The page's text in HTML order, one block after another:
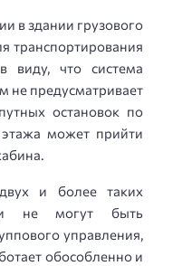
в здании грузового
транспортирования
виду, что система
не предусматривает
остановок по
может прийти
и более таких
не могут быть
управления,
обособленно и